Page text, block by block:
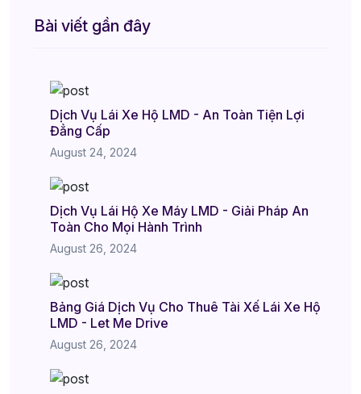
Bài viết gần đây
Dịch Vụ Lái Xe Hộ LMD - An Toàn Tiện Lợi
Đẳng Cấp
August 24, 2024
Dịch Vụ Lái Hộ Xe Máy LMD - Giải Pháp An
Toàn Cho Mọi Hành Trình
August 26, 2024
Bảng Giá Dịch Vụ Cho Thuê Tài Xế Lái Xe Hộ
LMD - Let Me Drive
August 26, 2024